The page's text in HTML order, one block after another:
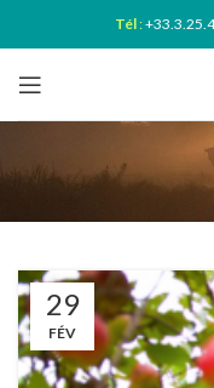
Tél:
29
FÉV